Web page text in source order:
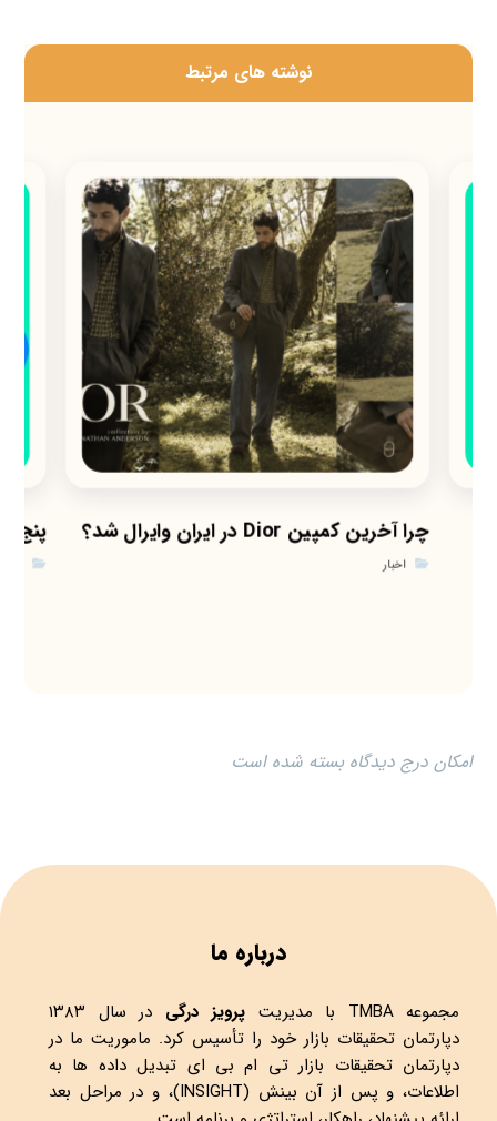
‫نوشته های مرتبط
چرا آخرین کمپین Dior در ایران وایرال شد؟
اخبار
پنج
امکان درج دیدگاه بسته شده است
درباره ما
مجموعهTMBA با مدیریت پرویز درگی
در سال ۱۳۸۳
دپارتمان تحقیقات بازار خود را تأسیس کرد. ماموریت ما در
دپارتمان تحقیقات بازار تی ام بی ای تبدیل داده ها به
اطلاعات، و پس از آن بینش (INSIGHT)، و در مراحل بعد